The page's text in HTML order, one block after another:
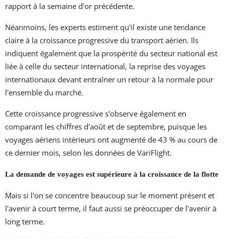
rapport à la semaine d'or précédente.
Néanmoins, les experts estiment qu'il existe une tendance
claire à la croissance progressive du transport aérien. Ils
indiquent également que la prospérité du secteur national est
liée à celle du secteur international, la reprise des voyages
internationaux devant entraîner un retour à la normale pour
l'ensemble du marché.
Cette croissance progressive s'observe également en
comparant les chiffres d'août et de septembre, puisque les
voyages aériens intérieurs ont augmenté de 43 % au cours de
ce dernier mois, selon les données de VariFlight.
La demande de voyages est supérieure à la croissance de la flotte
Mais si l'on se concentre beaucoup sur le moment présent et
l'avenir à court terme, il faut aussi se préoccuper de l'avenir à
long terme.